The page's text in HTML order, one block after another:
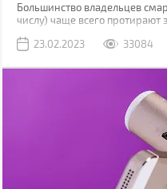
Большинство владельцев
числу) чаще всего
приведет, но если вы
появления – неправильная
23.02.2023 33084